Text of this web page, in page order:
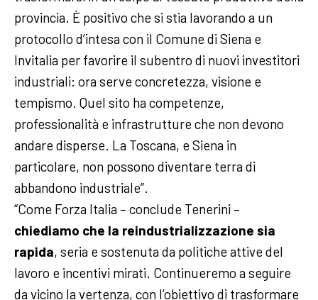
provincia. È positivo che si stia lavorando a un
protocollo d’intesa con il Comune di Siena e
Invitalia per favorire il subentro di nuovi investitori
industriali: ora serve concretezza, visione e
tempismo. Quel sito ha competenze,
professionalità e infrastrutture che non devono
andare disperse. La Toscana, e Siena in
particolare, non possono diventare terra di
abbandono industriale”.
“Come Forza Italia – conclude Tenerini –
chiediamo che la reindustrializzazione sia
rapida, seria e sostenuta da politiche attive del
lavoro e incentivi mirati. Continueremo a seguire
da vicino la vertenza, con l’obiettivo di trasformare